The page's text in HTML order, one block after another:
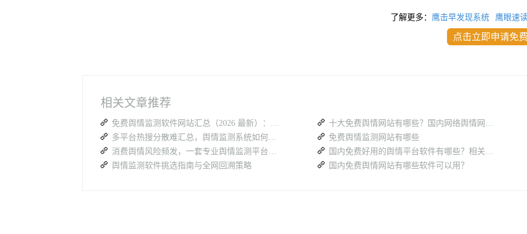
了解更多： 鹰击早发现系统 鹰眼速
点击立即申请免
相关文章推荐
免费舆情监测软件网站汇总（2026 最新）：政府部门选型避坑指南
多平台热搜分散难汇总，舆情监测系统如何高效梳理全网舆论
消费舆情风险频发，一套专业舆情监测平台具备哪些核心能力
舆情监测软件挑选指南与全网回溯策略
十大免费舆情网站有哪些？国内网络舆情网站（汇总篇）
免费舆情监测网站有哪些
国内免费好用的舆情平台软件有哪些？相关舆情系统盘点
国内免费舆情网站有哪些软件可以用？